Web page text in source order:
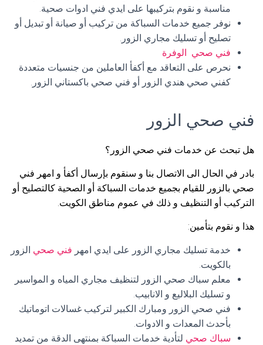
مناسبة و نقوم بتركيبها على ايدي فني ادوات صحية.
نوفر جميع خدمات السباكة من تركيب أو صيانة أو تبديل أو
تصليح أو تسليك مجاري الزور.
فني صحي الوفرة
نحرص على التعاقد مع أكفأ العاملين من جنسيات متعددة
كفني صحي هندي الزور أو فني صحي باكستاني الزور.
فني صحي الزور
هل تبحث عن خدمات فني صحي الزور؟
بادر في الحال الى الاتصال بنا و سنقوم بإرسال أكفأ و امهر فني
صحي بالزور للقيام بجميع خدمات السباكة أو الصحية كالتصليح أو
التركيب أو التنظيف و ذلك في عموم مناطق الكويت.
هذا و نقوم بتأمين:
خدمة تسليك مجاري الزور على ايدي امهر فني صحي الزور
بالكويت.
معلم سباك صحي الزور لتنظيف مجاري المياه و المواسير
و تسليك البلاليع و الانابيب.
فني صحي الزور ومبارك الكبير لتركيب غسالات اتوماتيك
بأحدث المعدات و الادوات.
سباك صحي لتأدية خدمات السباكة بمنتهى الدقة من تمديد